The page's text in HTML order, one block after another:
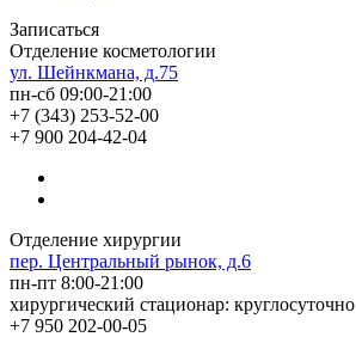
Записаться
Отделение косметологии
ул. Шейнкмана, д.75
пн-сб 09:00-21:00
+7 (343) 253-52-00
+7 900 204-42-04
Отделение хирургии
пер. Центральный рынок, д.6
пн-пт 8:00-21:00
хирургический стационар: круглосуточно
+7 950 202-00-05